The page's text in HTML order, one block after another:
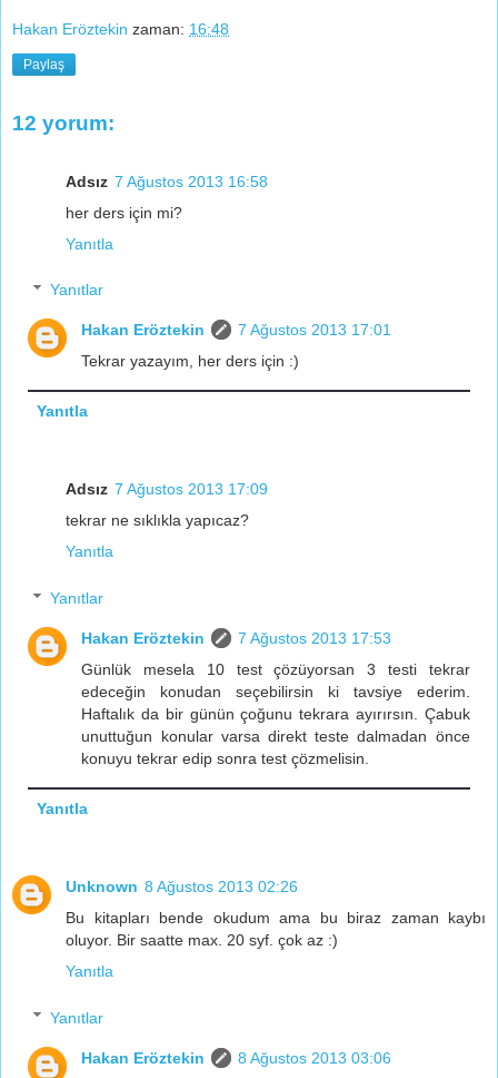
Hakan Eröztekin zaman: 16:48
Paylaş
12 yorum:
Adsız 7 Ağustos 2013 16:58
her ders için mi?
Yanıtla
Yanıtlar
Hakan Eröztekin
7 Ağustos 2013 17:01
Tekrar yazayım, her ders için :)
Yanıtla
Adsız 7 Ağustos 2013 17:09
tekrar ne sıklıkla yapıcaz?
Yanıtla
Yanıtlar
Hakan Eröztekin
7 Ağustos 2013 17:53
Günlük mesela 10 test çözüyorsan 3 testi tekrar
edeceğin konudan seçebilirsin ki tavsiye ederim.
Haftalık da bir günün çoğunu tekrara ayırırsın. Çabuk
unuttuğun konular varsa direkt teste dalmadan önce
konuyu tekrar edip sonra test çözmelisin.
Yanıtla
Unknown 8 Ağustos 2013 02:26
Bu kitapları bende okudum ama bu biraz zaman kaybı
oluyor. Bir saatte max. 20 syf. çok az :)
Yanıtla
Yanıtlar
Hakan Eröztekin
8 Ağustos 2013 03:06